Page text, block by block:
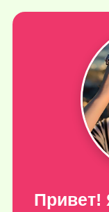
Привет!